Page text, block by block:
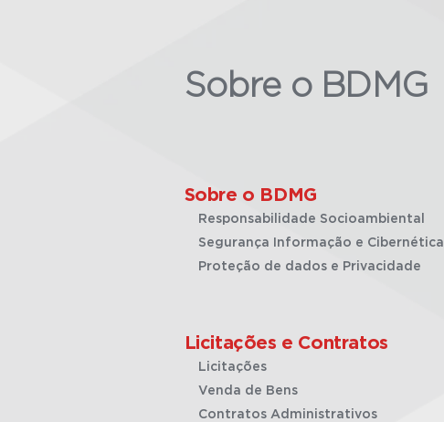
Sobre o BDMG
Sobre o BDMG
Responsabilidade Socioambiental
Segurança Informação e Cibernética
Proteção de dados e Privacidade
Licitações e Contratos
Licitações
Venda de Bens
Contratos Administrativos